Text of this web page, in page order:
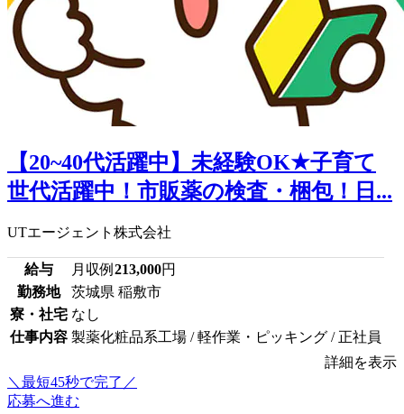
【20~40代活躍中】未経験OK★子育て
世代活躍中！市販薬の検査・梱包！日...
UTエージェント株式会社
給与 月収例 213,000円
勤務地
茨城県 稲敷市
寮・社宅 なし
仕事内容 製薬化粧品系工場 / 軽作業・ピッキング / 正社員
詳細を表示
＼最短45秒で完了／
応募へ進む